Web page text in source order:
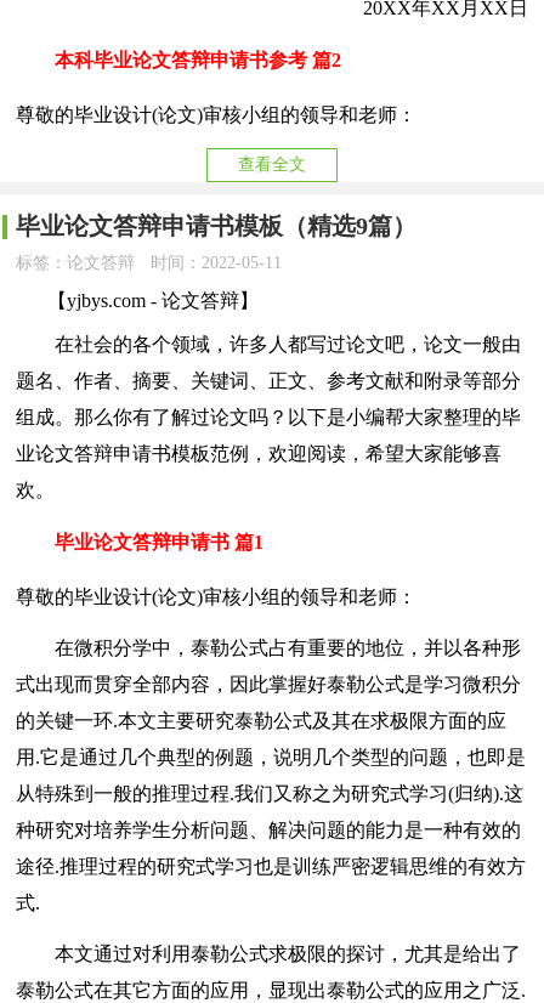
20XX年XX月XX日
本科毕业论文答辩申请书参考 篇2
尊敬的毕业设计(论文)审核小组的领导和老师：
查看全文
毕业论文答辩申请书模板（精选9篇）
标签：论文答辩 时间：2022-05-11
【yjbys.com - 论文答辩】
在社会的各个领域，许多人都写过论文吧，论文一般由
题名、作者、摘要、关键词、正文、参考文献和附录等部分
组成。那么你有了解过论文吗？以下是小编帮大家整理的毕
业论文答辩申请书模板范例，欢迎阅读，希望大家能够喜
欢。
毕业论文答辩申请书 篇1
尊敬的毕业设计(论文)审核小组的领导和老师：
在微积分学中，泰勒公式占有重要的地位，并以各种形
式出现而贯穿全部内容，因此掌握好泰勒公式是学习微积分
的关键一环.本文主要研究泰勒公式及其在求极限方面的应
用.它是通过几个典型的例题，说明几个类型的问题，也即是
从特殊到一般的推理过程.我们又称之为研究式学习(归纳).这
种研究对培养学生分析问题、解决问题的能力是一种有效的
途径.推理过程的研究式学习也是训练严密逻辑思维的有效方
式.
本文通过对利用泰勒公式求极限的探讨，尤其是给出了
泰勒公式在其它方面的应用，显现出泰勒公式的应用之广泛.